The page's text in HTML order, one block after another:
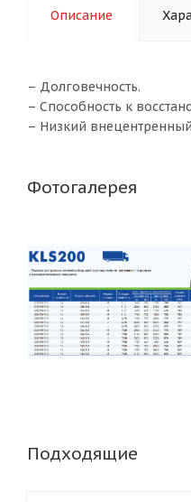
Описание
– Долговечность.
– Способность к
– Низкий
Фотогалерея
Подходящие